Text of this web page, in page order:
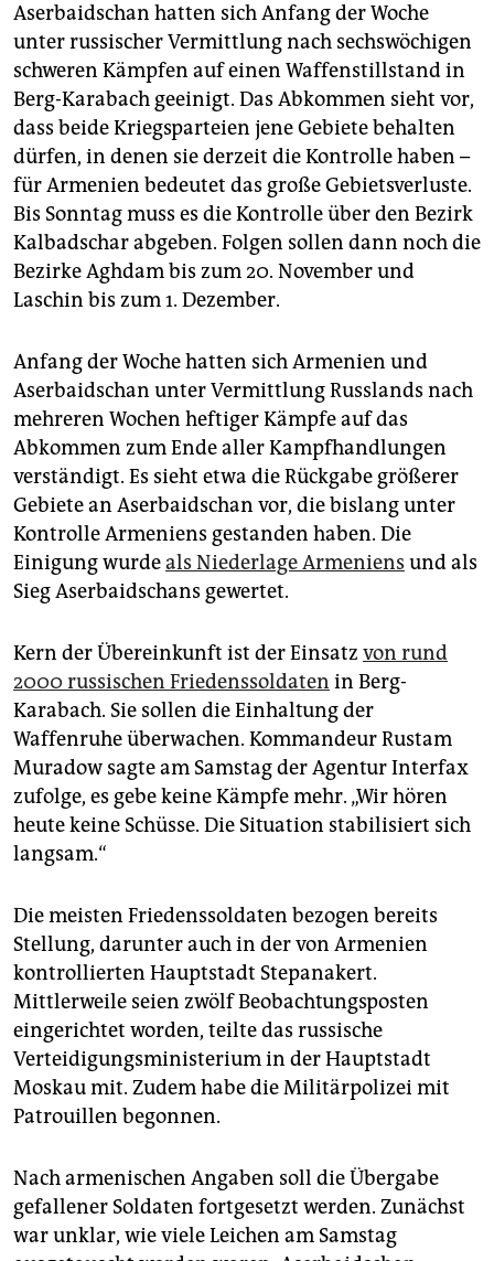
Aserbaidschan hatten sich Anfang der Woche
unter russischer Vermittlung nach sechswöchigen
schweren Kämpfen auf einen Waffenstillstand in
Berg-Karabach geeinigt. Das Abkommen sieht vor,
dass beide Kriegsparteien jene Gebiete behalten
dürfen, in denen sie derzeit die Kontrolle haben –
für Armenien bedeutet das große Gebietsverluste.
Bis Sonntag muss es die Kontrolle über den Bezirk
Kalbadschar abgeben. Folgen sollen dann noch die
Bezirke Aghdam bis zum 20. November und
Laschin bis zum 1. Dezember.
Anfang der Woche hatten sich Armenien und
Aserbaidschan unter Vermittlung Russlands nach
mehreren Wochen heftiger Kämpfe auf das
Abkommen zum Ende aller Kampfhandlungen
verständigt. Es sieht etwa die Rückgabe größerer
Gebiete an Aserbaidschan vor, die bislang unter
Kontrolle Armeniens gestanden haben. Die
Einigung wurdeals Niederlage Armeniens und als
Sieg Aserbaidschans gewertet.
Kern der Übereinkunft ist der Einsatz von rund
2000 russischen Friedenssoldaten in Berg-
Karabach. Sie sollen die Einhaltung der
Waffenruhe überwachen. Kommandeur Rustam
Muradow sagte am Samstag der Agentur Interfax
zufolge, es gebe keine Kämpfe mehr. „Wir hören
heute keine Schüsse. Die Situation stabilisiert sich
langsam.“
Die meisten Friedenssoldaten bezogen bereits
Stellung, darunter auch in der von Armenien
kontrollierten Hauptstadt Stepanakert.
Mittlerweile seien zwölf Beobachtungsposten
eingerichtet worden, teilte das russische
Verteidigungsministerium in der Hauptstadt
Moskau mit. Zudem habe die Militärpolizei mit
Patrouillen begonnen.
Nach armenischen Angaben soll die Übergabe
gefallener Soldaten fortgesetzt werden. Zunächst
war unklar, wie viele Leichen am Samstag